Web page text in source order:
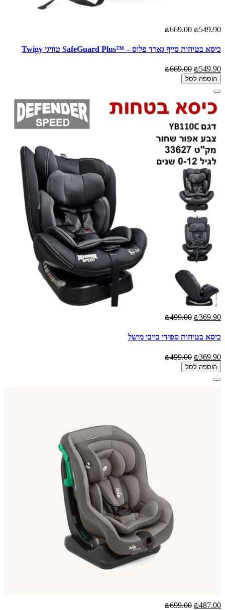
₪549.90
₪669.00
כיסא בטיחות סייף גארד פלוס – ™SafeGuard Plus טוויגי Twigy
₪549.90
₪669.00
הוספה לסל
₪369.90
₪499.00
כיסא בטיחות ספידי בייבי מישל
₪369.90
₪499.00
הוספה לסל
₪487.00
₪699.00